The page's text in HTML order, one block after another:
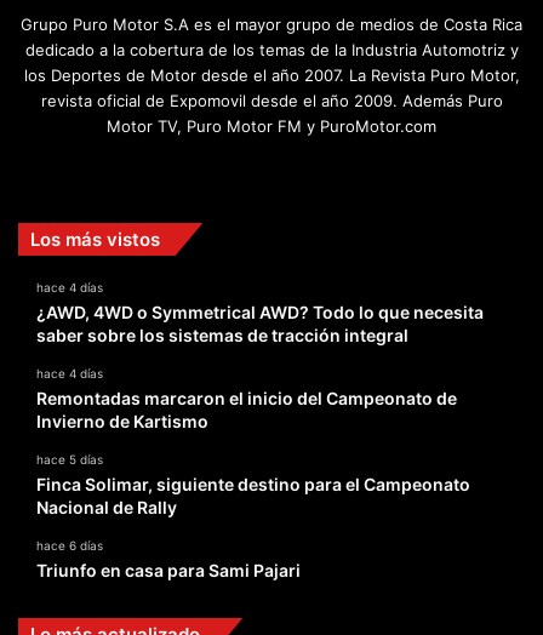
Grupo Puro Motor S.A es el mayor grupo de medios de Costa Rica
dedicado a la cobertura de los temas de la Industria Automotriz y
los Deportes de Motor desde el año 2007. La Revista Puro Motor,
revista oficial de Expomovil desde el año 2009. Además Puro
Motor TV, Puro Motor FM y PuroMotor.com
Los más vistos
hace 4 días
¿AWD, 4WD o Symmetrical AWD? Todo lo que necesita
saber sobre los sistemas de tracción integral
hace 4 días
Remontadas marcaron el inicio del Campeonato de
Invierno de Kartismo
hace 5 días
Finca Solimar, siguiente destino para el Campeonato
Nacional de Rally
hace 6 días
Triunfo en casa para Sami Pajari